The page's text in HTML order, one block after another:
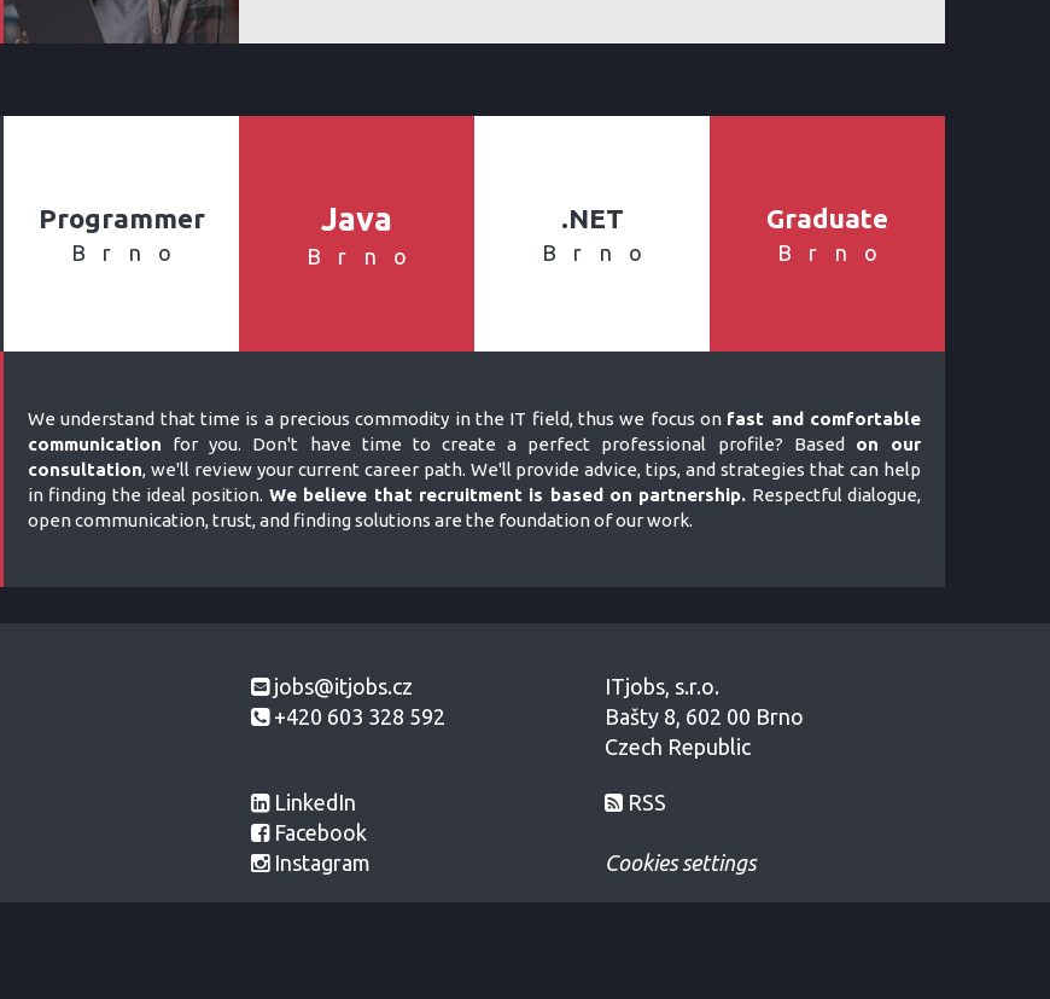
Programmer
Brno
Java
Brno
.NET
Brno
Graduate
Brno
We understand that time is a precious commodity in the IT field, thus we focus on fast and comfortable
communication for you. Don't have time to create a perfect professional profile? Based on our
consultation, we'll review your current career path. We'll provide advice, tips, and strategies that can help
in finding the ideal position. We believe that recruitment is based on partnership. Respectful dialogue,
open communication, trust, and finding solutions are the foundation of our work.
jobs@itjobs.cz
+420 603 328 592
LinkedIn
Facebook
Instagram
ITjobs, s.r.o.
Bašty 8, 602 00 Brno
Czech Republic
RSS
Cookies settings